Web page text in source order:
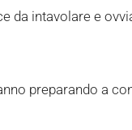
da intavolare e
preparando a